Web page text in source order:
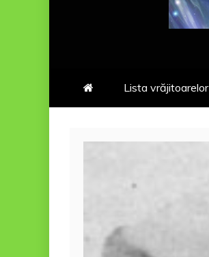
Lista vrăjitoarelor